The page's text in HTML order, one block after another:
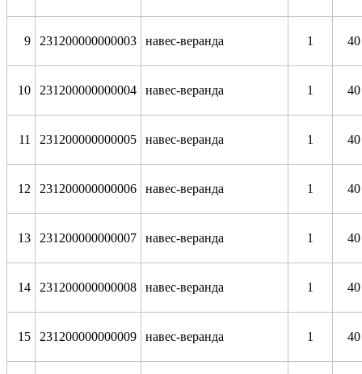
9 231200000000003 навес-веранда 1
10 231200000000004 навес-веранда 1
11 231200000000005 навес-веранда 1
12 231200000000006 навес-веранда 1
13 231200000000007 навес-веранда 1
14 231200000000008 навес-веранда 1
15 231200000000009 навес-веранда 1